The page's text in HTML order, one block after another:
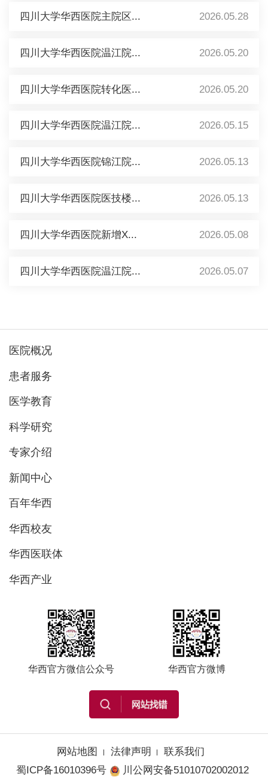
四川大学华西医院主院区... 2026.05.28
四川大学华西医院温江院... 2026.05.20
四川大学华西医院转化医... 2026.05.20
四川大学华西医院温江院... 2026.05.15
四川大学华西医院锦江院... 2026.05.13
四川大学华西医院医技楼... 2026.05.13
四川大学华西医院新增X... 2026.05.08
四川大学华西医院温江院... 2026.05.07
医院概况
患者服务
医学教育
科学研究
专家介绍
新闻中心
百年华西
华西校友
华西医联体
华西产业
华西官方微信公众号 华西官方微博
网站地图 法律声明
联系我们
蜀ICP备16010396号
川公网安备51010702002012